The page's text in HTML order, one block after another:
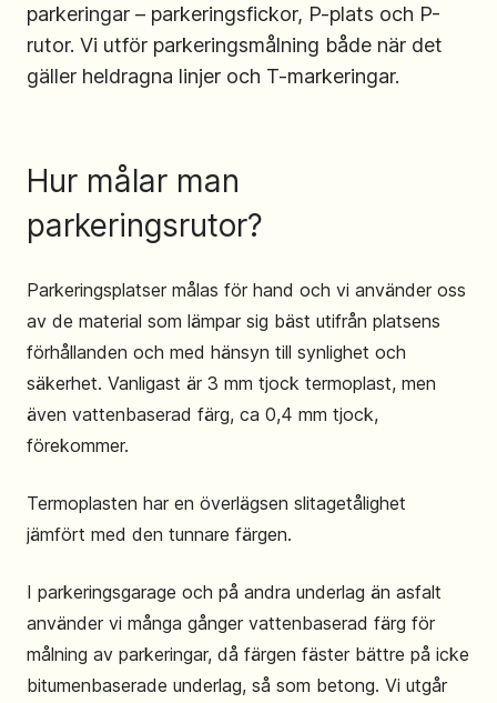
parkeringar – parkeringsfickor, P-plats och P-
rutor. Vi utför parkeringsmålning både när det
gäller heldragna linjer och T-markeringar.
Hur målar man
parkeringsrutor?
Parkeringsplatser målas för hand och vi använder oss
av de material som lämpar sig bäst utifrån platsens
förhållanden och med hänsyn till synlighet och
säkerhet. Vanligast är 3 mm tjock termoplast, men
även vattenbaserad färg, ca 0,4 mm tjock,
förekommer.
Termoplasten har en överlägsen slitagetålighet
jämfört med den tunnare färgen.
I parkeringsgarage och på andra underlag än asfalt
använder vi många gånger vattenbaserad färg för
målning av parkeringar, då färgen fäster bättre på icke
bitumenbaserade underlag, så som betong. Vi utgår